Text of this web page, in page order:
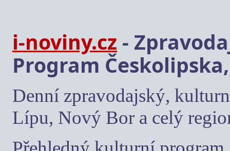
i-noviny.cz -
Program
Denní zpravodajský,
Lípu, Nový Bor a celý